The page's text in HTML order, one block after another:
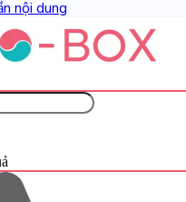
nội dung